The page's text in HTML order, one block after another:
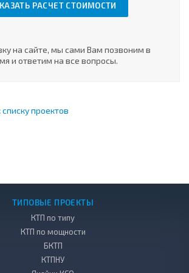
РАСЧЕТ СТОИМОСТИ
на сайте, мы сами Вам позвоним в
и ответим на все вопросы.
списку проектов
ТИПОВЫЕ ПРОЕКТЫ
КТП по типу
КТП по мощности
БКТП
КТПНУ